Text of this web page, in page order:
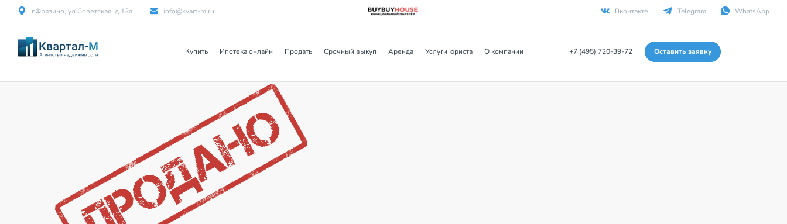
г.Фрязино, ул.Советская, д.12а info@kvart-m.ru Вконтакте Telegram WhatsApp
Купить Ипотека онлайн Продать Срочный выкуп Аренда Услуги юриста О компании +7 (495) 720-39-72 Оставить заявку